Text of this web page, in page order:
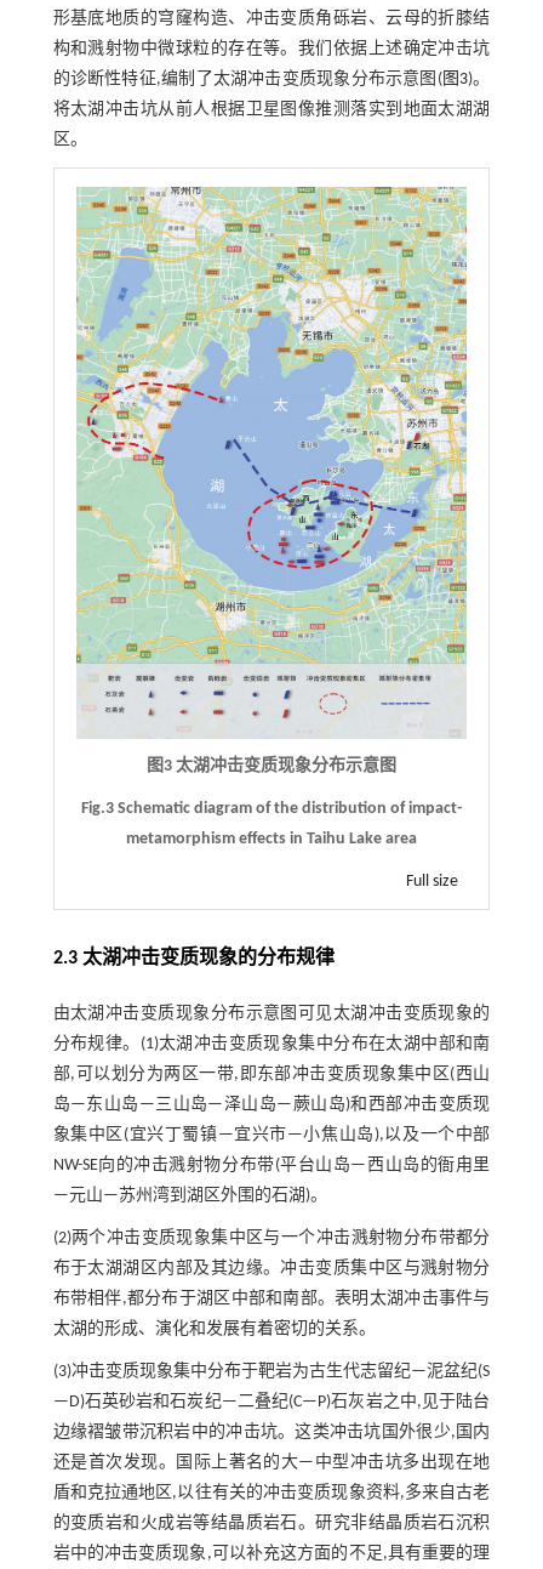
形基底地质的穹窿构造、冲击变质角砾岩、云母的折膝结
构和溅射物中微球粒的存在等。我们依据上述确定冲击坑
的诊断性特征,编制了太湖冲击变质现象分布示意图(图3)。
将太湖冲击坑从前人根据卫星图像推测落实到地面太湖湖
区。
图3 太湖冲击变质现象分布示意图
Fig.3 Schematic diagram of the distribution of impact-
metamorphism effects in Taihu Lake area
Full size
2.3 太湖冲击变质现象的分布规律
由太湖冲击变质现象分布示意图可见太湖冲击变质现象的
分布规律。(1)太湖冲击变质现象集中分布在太湖中部和南
部,可以划分为两区一带,即东部冲击变质现象集中区(西山
岛—东山岛—三山岛—泽山岛—蕨山岛)和西部冲击变质现
象集中区(宜兴丁蜀镇—宜兴市—小焦山岛),以及一个中部
NW-SE向的冲击溅射物分布带(平台山岛—西山岛的衙甪里
—元山—苏州湾到湖区外围的石湖)。
(2)两个冲击变质现象集中区与一个冲击溅射物分布带都分
布于太湖湖区内部及其边缘。冲击变质集中区与溅射物分
布带相伴,都分布于湖区中部和南部。表明太湖冲击事件与
太湖的形成、演化和发展有着密切的关系。
(3)冲击变质现象集中分布于靶岩为古生代志留纪—泥盆纪(S
—D)石英砂岩和石炭纪—二叠纪(C—P)石灰岩之中,见于陆台
边缘褶皱带沉积岩中的冲击坑。这类冲击坑国外很少,国内
还是首次发现。国际上著名的大—中型冲击坑多出现在地
盾和克拉通地区,以往有关的冲击变质现象资料,多来自古老
的变质岩和火成岩等结晶质岩石。研究非结晶质岩石沉积
岩中的冲击变质现象,可以补充这方面的不足,具有重要的理